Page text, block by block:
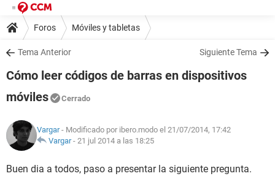
Foros Móviles y tabletas
Tema Anterior Siguiente Tema
Cómo leer códigos de barras en dispositivos
móviles
Cerrado
Vargar- Modificado por ibero.modo el 21/07/2014, 17:42
Vargar- 21 jul 2014 a las 18:25
Buen dia a todos, paso a presentar la siguiente pregunta.